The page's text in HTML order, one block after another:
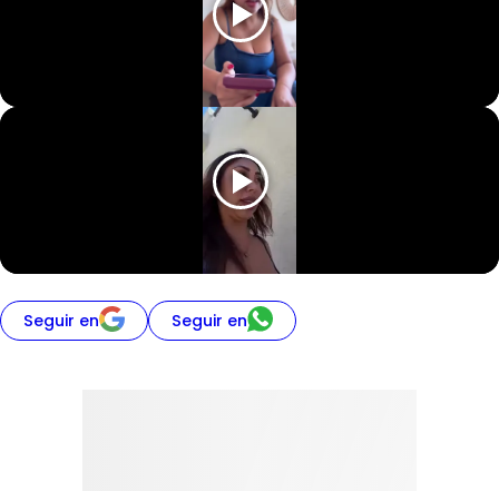
Seguir en Seguir en